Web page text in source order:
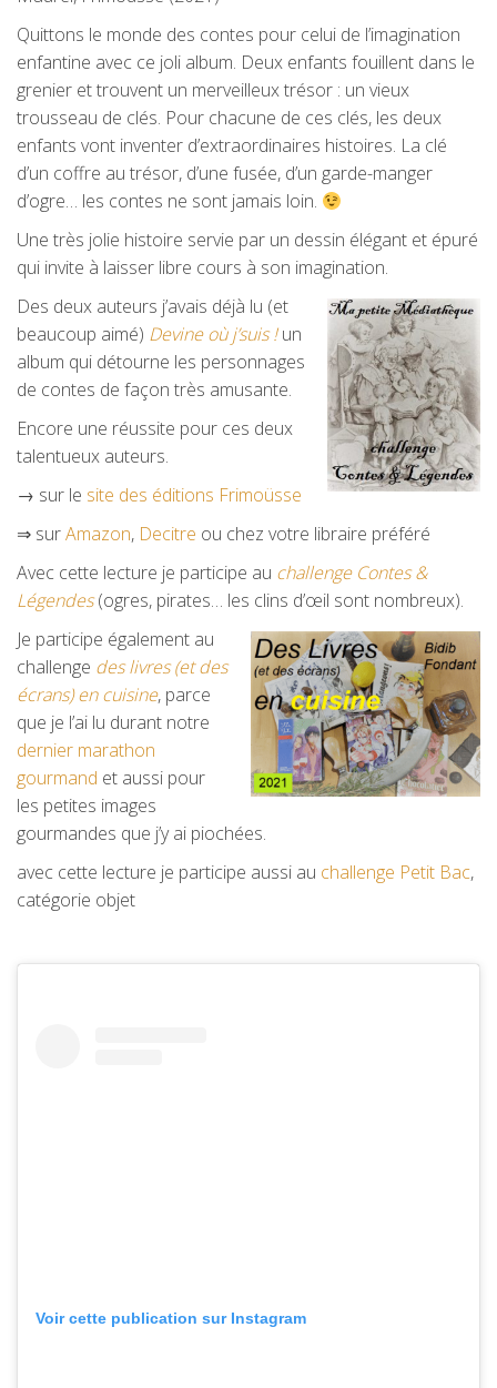
Quittons le monde des contes pour celui de l’imagination
enfantine avec ce joli album. Deux enfants fouillent dans le
grenier et trouvent un merveilleux trésor : un vieux
trousseau de clés. Pour chacune de ces clés, les deux
enfants vont inventer d’extraordinaires histoires. La clé
d’un coffre au trésor, d’une fusée, d’un garde-manger
d’ogre… les contes ne sont jamais loin.
Une très jolie histoire servie par un dessin élégant et épuré
qui invite à laisser libre cours à son imagination.
Des deux auteurs j’avais déjà lu (et
beaucoup aimé) Devine où j’suis !un
album qui détourne les personnages
de contes de façon très amusante.
Encore une réussite pour ces deux
talentueux auteurs.
→ sur le site des éditions Frimoüsse
⇒ surAmazon, Decitre ou chez votre libraire préféré
Avec cette lecture je participe au challenge Contes &
Légendes(ogres, pirates… les clins d’œil sont nombreux).
Je participe également au
challenge des livres (et des
écrans) en cuisine, parce
que je l’ai lu durant notre
dernier marathon
gourmand et aussi pour
les petites images
gourmandes que j’y ai piochées.
avec cette lecture je participe aussi au challenge Petit Bac,
catégorie objet
Voir cette publication sur Instagram